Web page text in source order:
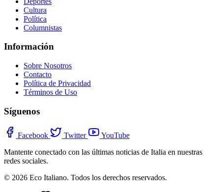
Cultura
Política
Columnistas
Información
Sobre Nosotros
Contacto
Política de Privacidad
Términos de Uso
Síguenos
Facebook Twitter
YouTube
Mantente conectado con las últimas noticias de Italia en nuestras
redes sociales.
© 2026 Eco Italiano. Todos los derechos reservados.